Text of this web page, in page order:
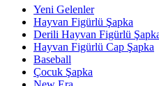
Yeni Gelenler
Hayvan Figürlü Şapka
Derili Hayvan Figürlü
Hayvan Figürlü Cap Şapka
Baseball
Çocuk Şapka